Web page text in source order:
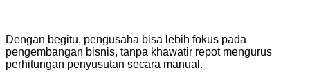
Dengan begitu, pengusaha bisa lebih fokus pada
pengembangan bisnis, tanpa khawatir repot mengurus
perhitungan penyusutan secara manual.